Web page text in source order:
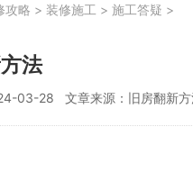
攻略 > 装修施工 > 施工答疑 >
法
03-28 文章来源：旧房翻新